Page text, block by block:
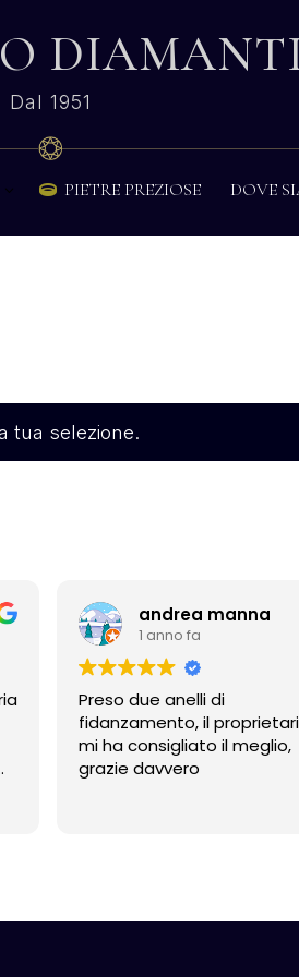
Dal 1951
 PIETRE PREZIOSE DOVE
tua selezione.
andrea manna
1 anno fa
Preso due anelli di
fidanzamento, il
mi ha consigliato il meglio,
grazie davvero